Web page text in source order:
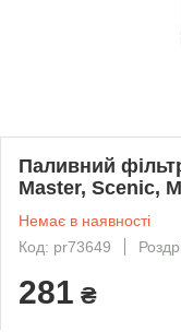
Паливний
Master, Scenic,
Немає в наявності
Код: pr73649
281 ₴